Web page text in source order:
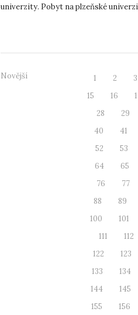
univerzity. Pobyt na plzeňské
Novější 1 2 3
15
16
28
29
40
41
52
53
64
65
76
77
88
89
100
101
111
112
122
123
133
134
144
145
155
156